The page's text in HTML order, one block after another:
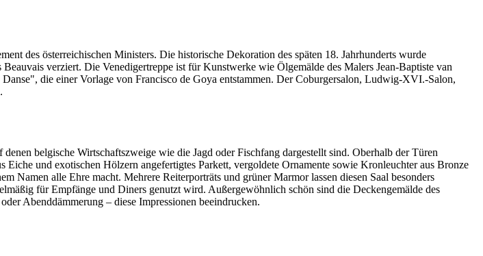
des österreichischen Ministers. Die historische Dekoration des späten 18. Jahrhunderts wurde
verziert. Die Venedigertreppe ist für Kunstwerke wie Ölgemälde des Malers Jean-Baptiste van
die einer Vorlage von Francisco de Goya entstammen. Der Coburgersalon, Ludwig-XVI.-Salon,
belgische Wirtschaftszweige wie die Jagd oder Fischfang dargestellt sind. Oberhalb der Türen
und exotischen Hölzern angefertigtes Parkett, vergoldete Ornamente sowie Kronleuchter aus Bronze
Namen alle Ehre macht. Mehrere Reiterporträts und grüner Marmor lassen diesen Saal besonders
für Empfänge und Diners genutzt wird. Außergewöhnlich schön sind die Deckengemälde des
Abenddämmerung – diese Impressionen beeindrucken.